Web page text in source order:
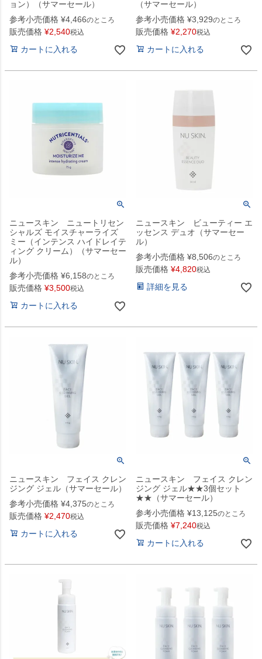
ョン）（サマーセール）
参考小売価格 ¥4,466のところ
販売価格 ¥2,540税込
カートに入れる
（サマーセール）
参考小売価格 ¥3,929のところ
販売価格 ¥2,270税込
カートに入れる
ニュースキン ニュートリセン
シャルズ モイスチャーライズ
ミー（インテンス ハイドレイテ
ィング クリーム）（サマーセー
ル）
参考小売価格 ¥6,158のところ
販売価格 ¥3,500税込
カートに入れる
ニュースキン ビューティー エ
ッセンス デュオ（サマーセー
ル）
参考小売価格 ¥8,506のところ
販売価格 ¥4,820税込
詳細を見る
ニュースキン フェイス クレン
ジング ジェル（サマーセール）
参考小売価格 ¥4,375のところ
販売価格 ¥2,470税込
カートに入れる
ニュースキン フェイス クレン
ジング ジェル★★3個セット
★★（サマーセール）
参考小売価格 ¥13,125のところ
販売価格 ¥7,240税込
カートに入れる